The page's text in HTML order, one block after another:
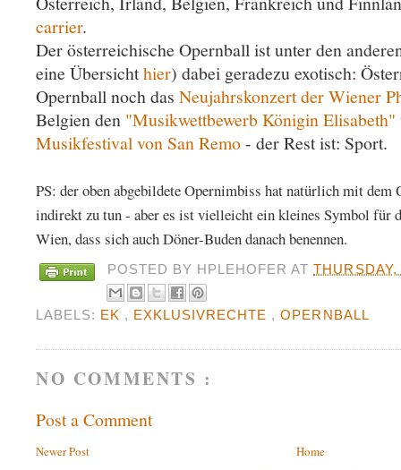
carrier.
Der österreichische Opernball ist unter den
eine Übersichthier) dabei geradezu exotisch:
Opernball noch das Neujahrskonzert der Wiener
Belgien den "Musikwettbewerb Königin Elisabeth"
Musikfestival von San Remo- der Rest ist: Sport.
PS: der oben abgebildete Opernimbiss hat natürlich mit dem
indirekt zu tun - aber es ist vielleicht ein kleines Symbol für
Wien, dass sich auch Döner-Buden danach benennen.
POSTED BY HPLEHOFERAT
LABELS: EK , EXKLUSIVRECHTE ,OPERNBALL
NO COMMENTS :
Post a Comment
Newer Post
Home